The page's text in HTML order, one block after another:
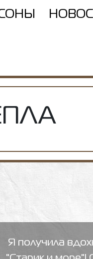
Я получила